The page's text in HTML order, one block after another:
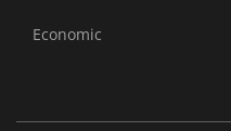
Economic